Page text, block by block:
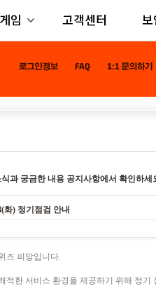
게임 고객센터
과 궁금한 내용 공지사항에서 확인하세
화) 정기점검 안내
즈 피망입니다.
적한 서비스 환경을 제공하기 위해 정기